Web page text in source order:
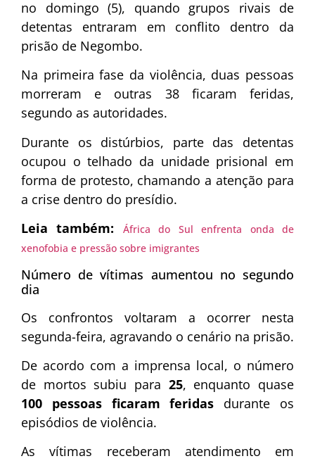
no domingo (5), quando grupos rivais de
detentas entraram em conflito dentro da
prisão de Negombo.
Na primeira fase da violência, duas pessoas
morreram e outras 38 ficaram feridas,
segundo as autoridades.
Durante os distúrbios, parte das detentas
ocupou o telhado da unidade prisional em
forma de protesto, chamando a atenção para
a crise dentro do presídio.
Leia também:
África do Sul enfrenta onda de
xenofobia e pressão sobre imigrantes
Número de vítimas aumentou no segundo
dia
Os confrontos voltaram a ocorrer nesta
segunda-feira, agravando o cenário na prisão.
De acordo com a imprensa local, o número
de mortos subiu para 25, enquanto quase
100 pessoas ficaram feridas durante os
episódios de violência.
As vítimas receberam atendimento em